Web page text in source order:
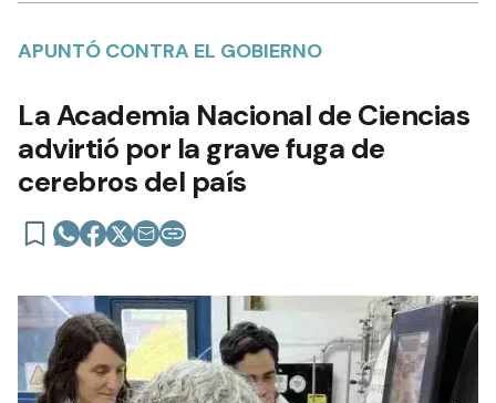
APUNTÓ CONTRA EL GOBIERNO
La Academia Nacional de Ciencias
advirtió por la grave fuga de
cerebros del país